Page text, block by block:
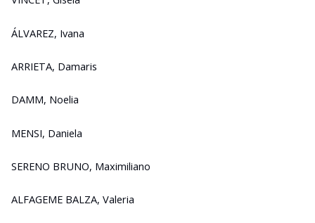
ÁLVAREZ, Ivana
ARRIETA, Damaris
DAMM, Noelia
MENSI, Daniela
SERENO BRUNO, Maximiliano
ALFAGEME BALZA, Valeria